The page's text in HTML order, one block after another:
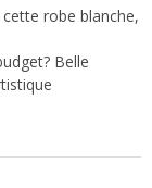
robe blanche,
Belle